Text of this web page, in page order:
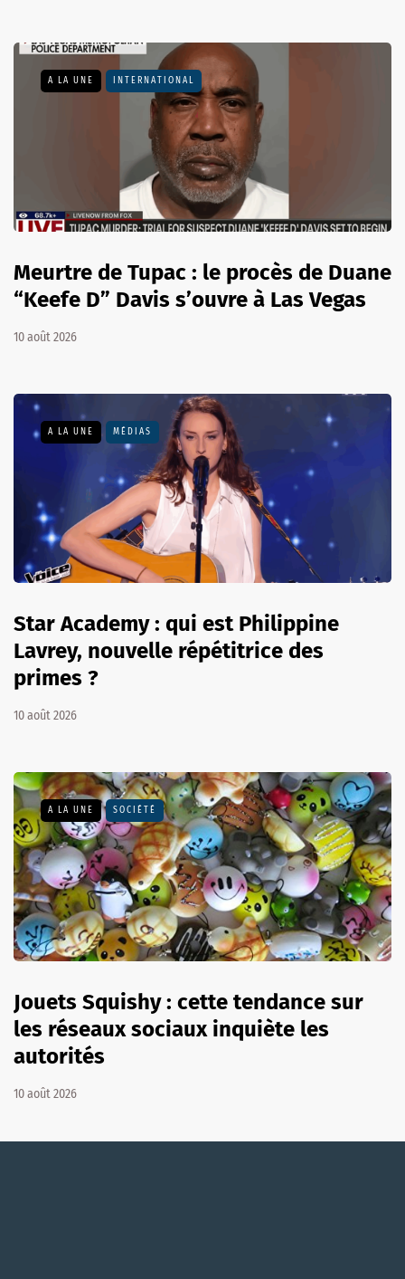
A LA UNE INTERNATIONAL
Meurtre de Tupac : le procès de Duane
“Keefe D” Davis s’ouvre à Las Vegas
10 août 2026
A LA UNE MÉDIAS
Star Academy : qui est Philippine
Lavrey, nouvelle répétitrice des
primes ?
10 août 2026
A LA UNE SOCIÉTÉ
Jouets Squishy : cette tendance sur
les réseaux sociaux inquiète les
autorités
10 août 2026